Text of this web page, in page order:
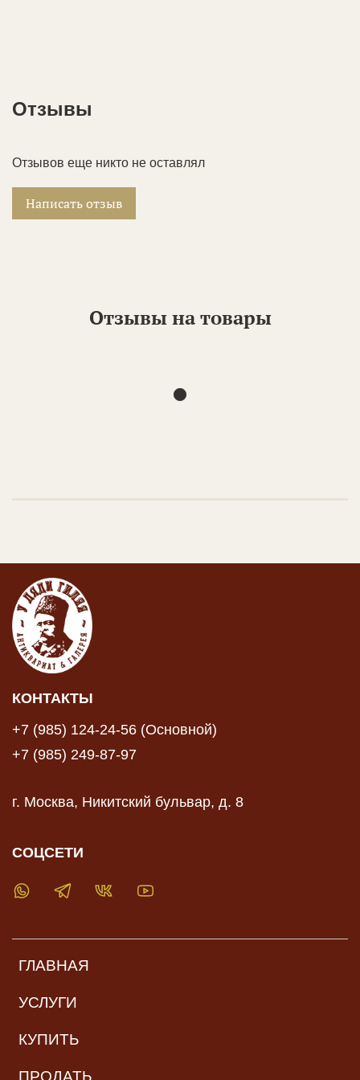
Отзывы
Отзывов еще никто не оставлял
Написать отзыв
Отзывы на товары
ГЛАВНАЯ
УСЛУГИ
КУПИТЬ
ПРОДАТЬ
КОНТАКТЫ
+7 (985) 124-24-56 (Основной)
+7 (985) 249-87-97
г. Москва, Никитский бульвар, д. 8
СОЦСЕТИ